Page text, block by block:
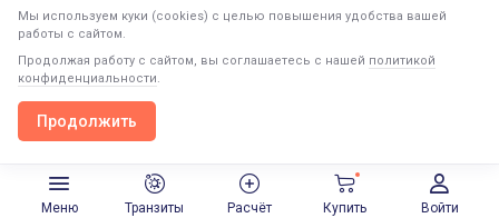
Продолжить в приложении
5. Проводите ежедневный энергетический «анализ». На
Генераторам в эксперименте рекомендуется подводить итоги в конце
дня, прислушиваться к своим ощущениям, когда они отправляются
спать. Что принёс этот день? Какое послевкусие он оставил? Такие
события и проверить – а был ли на них отклик?
Подобный энергетический анализ крайне важен для
Меню Транзиты Расчёт Купить Войти
Мы используем куки (cookies) с целью повышения удобства вашей
работы с сайтом.
Продолжая работу с сайтом, вы соглашаетесь с нашей политикой
конфиденциальности.
Продолжить